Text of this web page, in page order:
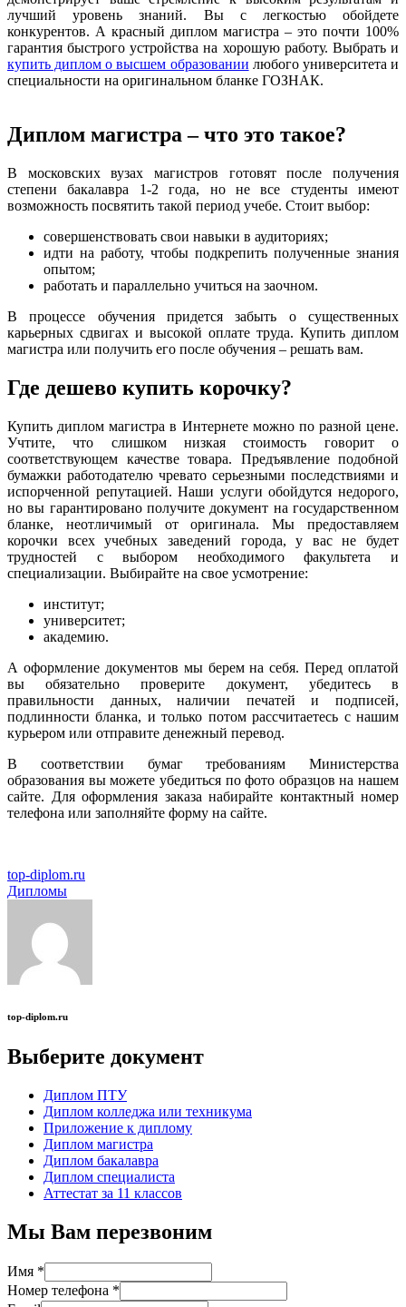
лучший уровень знаний. Вы с легкостью обойдете
конкурентов. А красный диплом магистра – это почти 100%
гарантия быстрого устройства на хорошую работу. Выбрать и
купить диплом о высшем образовании любого университета и
специальности на оригинальном бланке ГОЗНАК.
Диплом магистра – что это такое?
В московских вузах магистров готовят после получения
степени бакалавра 1-2 года, но не все студенты имеют
возможность посвятить такой период учебе. Стоит выбор:
совершенствовать свои навыки в аудиториях;
идти на работу, чтобы подкрепить полученные знания
опытом;
работать и параллельно учиться на заочном.
В процессе обучения придется забыть о существенных
карьерных сдвигах и высокой оплате труда. Купить диплом
магистра или получить его после обучения – решать вам.
Где дешево купить корочку?
Купить диплом магистра в Интернете можно по разной цене.
Учтите, что слишком низкая стоимость говорит о
соответствующем качестве товара. Предъявление подобной
бумажки работодателю чревато серьезными последствиями и
испорченной репутацией. Наши услуги обойдутся недорого,
но вы гарантировано получите документ на государственном
бланке, неотличимый от оригинала. Мы предоставляем
корочки всех учебных заведений города, у вас не будет
трудностей с выбором необходимого факультета и
специализации. Выбирайте на свое усмотрение:
институт;
университет;
академию.
А оформление документов мы берем на себя. Перед оплатой
вы обязательно проверите документ, убедитесь в
правильности данных, наличии печатей и подписей,
подлинности бланка, и только потом рассчитаетесь с нашим
курьером или отправите денежный перевод.
В соответствии бумаг требованиям Министерства
образования вы можете убедиться по фото образцов на нашем
сайте. Для оформления заказа набирайте контактный номер
телефона или заполняйте форму на сайте.
top-diplom.ru
Дипломы
top-diplom.ru
Выберите документ
Диплом ПТУ
Диплом колледжа или техникума
Приложение к диплому
Диплом магистра
Диплом бакалавра
Диплом специалиста
Аттестат за 11 классов
Мы Вам перезвоним
Имя *
Номер телефона *